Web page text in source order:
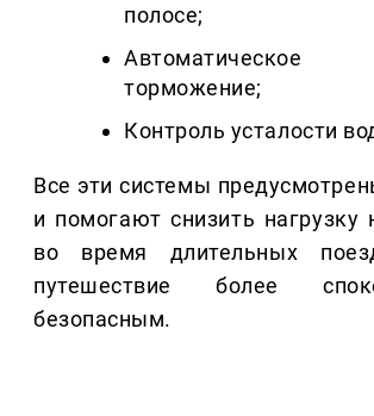
полосе;
Автоматическое
торможение;
Контроль усталости
Все эти системы
и помогают снизить нагрузку
во время длительных
путешествие более
безопасным.